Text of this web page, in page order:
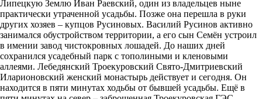
Липецкую Землю Иван Раевский, один из владельцев ныне
практически утраченной усадьбы. Позже она перешла в руки
других хозяев – купцов Русиновых. Василий Русинов активно
занимался обустройством территории, а его сын Семён устроил
в имении завод чистокровных лошадей. До наших дней
сохранился усадебный парк с тополиными и кленовыми
аллеями. Лебедянский Троекуровский Свято-Дмитриевский
Иларионовский женский монастырь действует и сегодня. Он
находится в пяти минутах ходьбы от бывшей усадьбы. Ещё в